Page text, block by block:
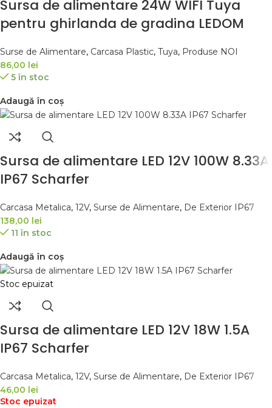
Sursa de alimentare 24W WIFI Tuya
pentru ghirlanda de gradina LEDOM
Surse de Alimentare, Carcasa Plastic, Tuya, Produse NOI
86,00 lei
5 în stoc
Adaugă în coș
Sursa de alimentare LED 12V 100W 8.33A
IP67 Scharfer
Carcasa Metalica, 12V, Surse de Alimentare, De Exterior IP67
138,00 lei
11 în stoc
Adaugă în coș
Stoc epuizat
Sursa de alimentare LED 12V 18W 1.5A
IP67 Scharfer
Carcasa Metalica, 12V, Surse de Alimentare, De Exterior IP67
46,00 lei
Stoc epuizat